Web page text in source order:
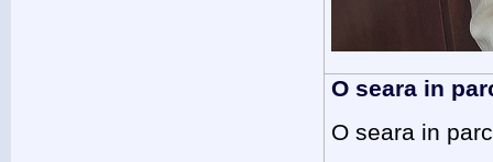
O seara in
O seara in